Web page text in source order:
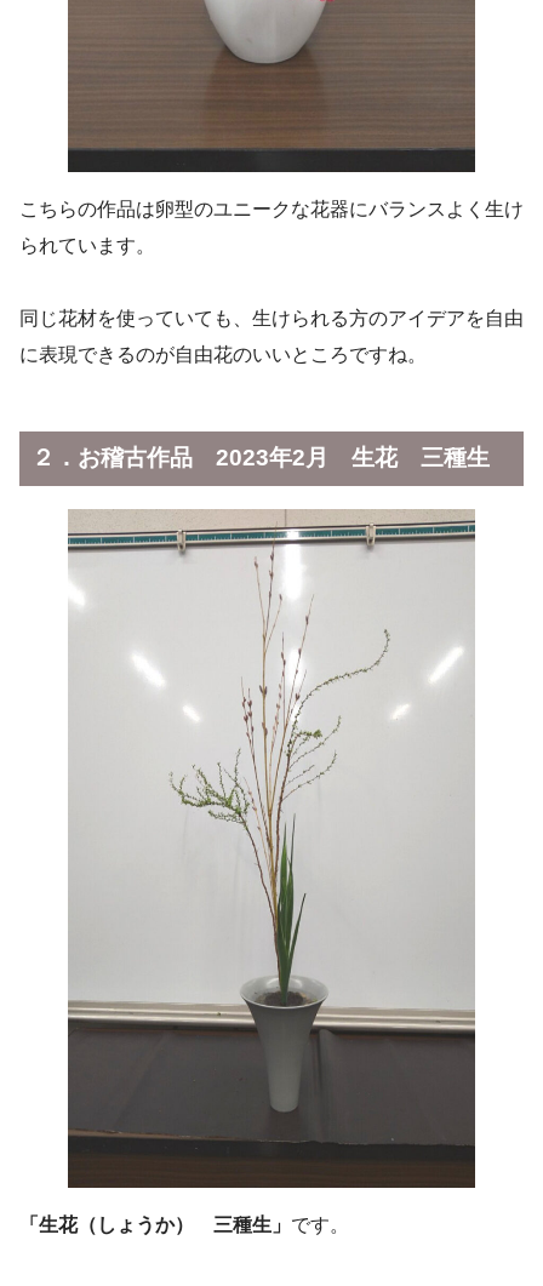
こちらの作品は卵型のユニークな花器にバランスよく生け
られています。
同じ花材を使っていても、生けられる方のアイデアを自由
に表現できるのが自由花のいいところですね。
２．お稽古作品 2023年2月 生花 三種生
「生花（しょうか） 三種生」 です。